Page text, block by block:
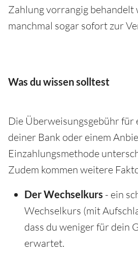
Zahlung vorrangig behandelt
manchmal sogar sofort zur
Was du wissen solltest
Die Überweisungsgebühr für
deiner Bank oder einem
Einzahlungsmethode
Zudem kommen weitere
Der Wechselkurs - ein
Wechselkurs (mit
dass du weniger für dein
erwartet.